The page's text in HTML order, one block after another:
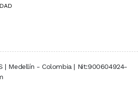
| Medellín - Colombia | Nit:900604924-